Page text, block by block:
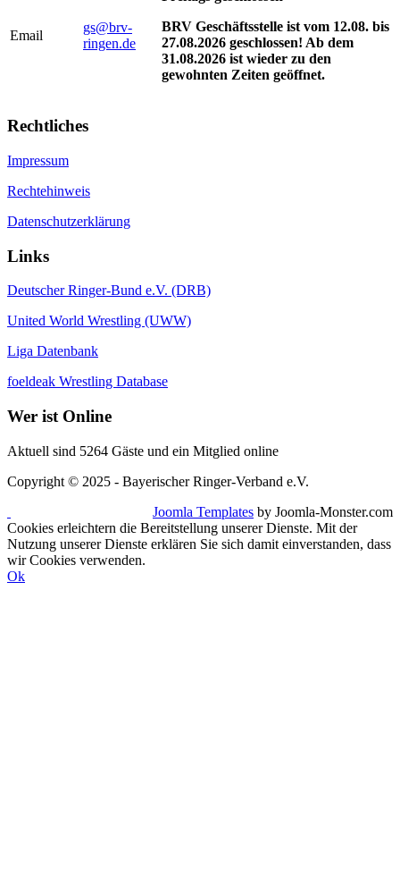
Email
gs@brv-
ringen.de
BRV Geschäftsstelle ist vom 12.08. bis
27.08.2026 geschlossen! Ab dem
31.08.2026 ist wieder zu den
gewohnten Zeiten geöffnet.
Rechtliches
Impressum
Rechtehinweis
Datenschutzerklärung
Links
Deutscher Ringer-Bund e.V. (DRB)
United World Wrestling (UWW)
Liga Datenbank
foeldeak Wrestling Database
Wer ist Online
Aktuell sind 5264 Gäste und ein Mitglied online
Copyright © 2025 - Bayerischer Ringer-Verband e.V.
Joomla Templates by Joomla-Monster.com
Cookies erleichtern die Bereitstellung unserer Dienste. Mit der
Nutzung unserer Dienste erklären Sie sich damit einverstanden, dass
wir Cookies verwenden.
Ok